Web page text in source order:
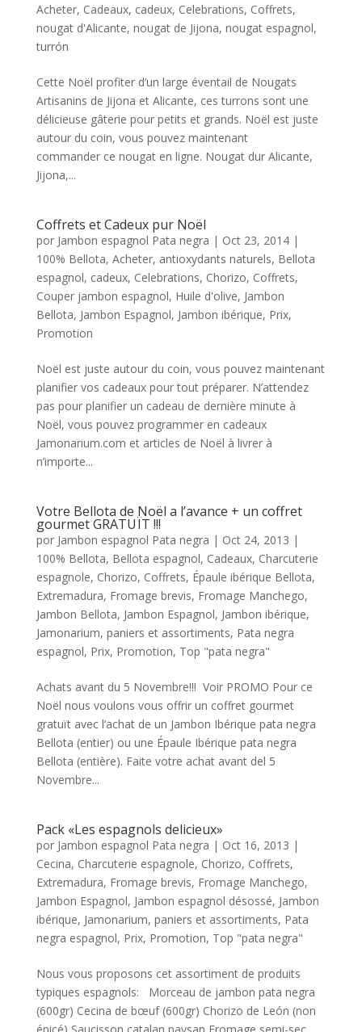
Acheter, Cadeaux, cadeux, Celebrations, Coffrets,
nougat d'Alicante, nougat de Jijona, nougat espagnol,
turrón
Cette Noël profiter d’un large éventail de Nougats
Artisanins de Jijona et Alicante, ces turrons sont une
délicieuse gâterie pour petits et grands. Noël est juste
autour du coin, vous pouvez maintenant
commander ce nougat en ligne. Nougat dur Alicante,
Jijona,...
Coffrets et Cadeux pur Noël
por Jambon espagnol Pata negra | Oct 23, 2014|
100% Bellota, Acheter, antioxydants naturels, Bellota
espagnol, cadeux, Celebrations, Chorizo, Coffrets,
Couper jambon espagnol, Huile d'olive, Jambon
Bellota, Jambon Espagnol, Jambon ibérique, Prix,
Promotion
Noël est juste autour du coin, vous pouvez maintenant
planifier vos cadeaux pour tout préparer. N’attendez
pas pour planifier un cadeau de dernière minute à
Noël, vous pouvez programmer en cadeaux
Jamonarium.com et articles de Noël à livrer à
n’importe...
Votre Bellota de Noël a l’avance + un coffret
gourmet GRATUÏT !!!
por Jambon espagnol Pata negra | Oct 24, 2013 |
100% Bellota, Bellota espagnol, Cadeaux, Charcuterie
espagnole, Chorizo, Coffrets, Épaule ibérique Bellota,
Extremadura, Fromage brevis, Fromage Manchego,
Jambon Bellota, Jambon Espagnol, Jambon ibérique,
Jamonarium, paniers et assortiments, Pata negra
espagnol, Prix, Promotion, Top "pata negra"
Achats avant du 5 Novembre!!! Voir PROMO Pour ce
Noël nous voulons vous offrir un coffret gourmet
gratuït avec l’achat de un Jambon Ibérique pata negra
Bellota (entier) ou une Épaule Ibérique pata negra
Bellota (entière). Faite votre achat avant del 5
Novembre...
Pack «Les espagnols delicieux»
por Jambon espagnol Pata negra | Oct 16, 2013 |
Cecina, Charcuterie espagnole, Chorizo, Coffrets,
Extremadura, Fromage brevis, Fromage Manchego,
Jambon Espagnol, Jambon espagnol désossé, Jambon
ibérique, Jamonarium, paniers et assortiments, Pata
negra espagnol, Prix, Promotion, Top "pata negra"
Nous vous proposons cet assortiment de produits
typiques espagnols: Morceau de jambon pata negra
(600gr) Cecina de bœuf (600gr) Chorizo de León (non